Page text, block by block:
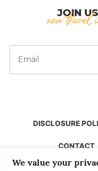
We value your
JOIN
new travel
DISCLOSURE
CONTACT